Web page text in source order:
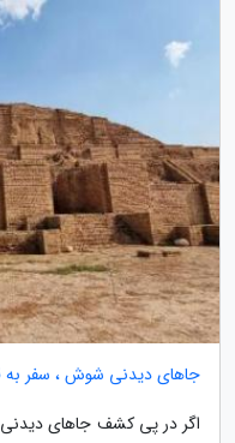
جاهای دیدنی شوش ، سفر به
اگر در پی کشف جاهای